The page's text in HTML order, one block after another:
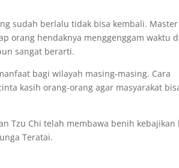
sudah berlalu tidak bisa kembali. Master
orang hendaknya menggenggam waktu
sangat berarti.
bagi wilayah masing-masing. Cara
kasih orang-orang agar masyarakat
Tzu Chi telah membawa benih kebajikan
Teratai.